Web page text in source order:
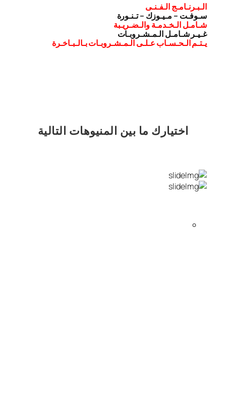
الـبـرنـامـج الـفـنـى
سـوفـت – مـيـوزك – تـنـورة
شـامـل الـخـدمـة والـضـريـبة
غـيـر شـامـل الـمـشـروبـات
يـتـم الـحـسـاب عـلـى الـمـشـروبـات بـالـبـاخـرة
اختيارك ما بين المنيوهات التالية